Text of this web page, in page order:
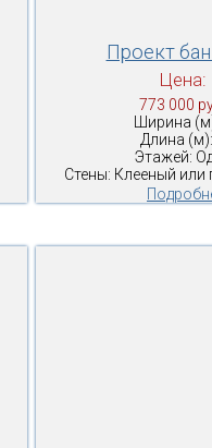
Проект
Цена:
773 000
Ширина
Длина
Этажей:
Стены: Клееный или